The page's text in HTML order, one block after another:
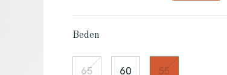
Beden
65 60 55